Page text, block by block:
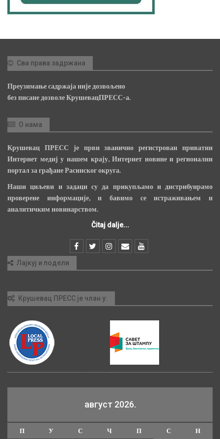
Сва права задржана
Преузимање садржаја није дозвољено
без писане дозволе КрушевацПРЕСС-а.
О нама
Крушевац ПРЕСС је први званично регистрован приватни
Интернет медиј у нашем крају, Интернет новине и регионални
портал за грађане Расинског округа.
Наши циљеви и задаци су да прикупљамо и дистрибуирамо
проверене информације, и бавимо се истраживањем и
аналитичким новинарством.
Čitaj dalje...
Лајкуј и подели
Крушевац ПРЕСС је члан у:
август 2026.
П У С Ч П С Н